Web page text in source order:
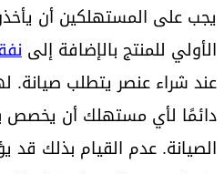
يجب على المستهلكين أن
الأولي للمنتج بالإضافة إلى
عند شراء عنصر يتطلب صيانة.
دائمًا لأي مستهلك أن يخصص
الصيانة. عدم القيام بذلك قد